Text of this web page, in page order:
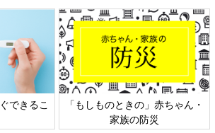
できるこ
「もしものときの」赤ちゃん・
家族の防災